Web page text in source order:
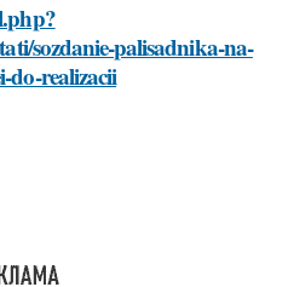
sozdanie-palisadnika-na-
do-realizacii